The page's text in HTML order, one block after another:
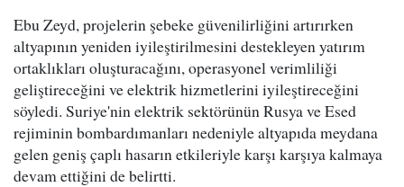
Ebu Zeyd, projelerin şebeke güvenilirliğini artırırken
altyapının yeniden iyileştirilmesini destekleyen yatırım
ortaklıkları oluşturacağını, operasyonel verimliliği
geliştireceğini ve elektrik hizmetlerini iyileştireceğini
söyledi. Suriye'nin elektrik sektörünün Rusya ve Esed
rejiminin bombardımanları nedeniyle altyapıda meydana
gelen geniş çaplı hasarın etkileriyle karşı karşıya kalmaya
devam ettiğini de belirtti.